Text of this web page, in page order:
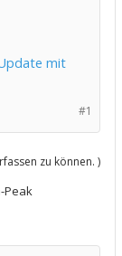
mit
#1
zu können. )
Peak